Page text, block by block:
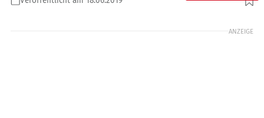
Foto: BMW
ANZEIGE